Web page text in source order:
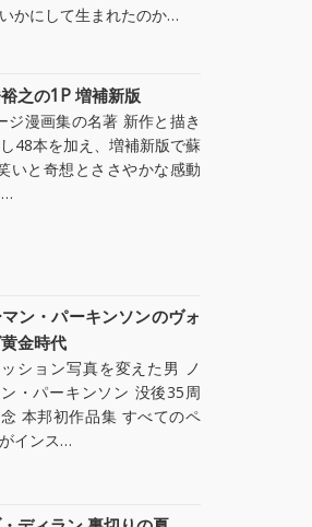
かにして生まれたのか…
之の1P 増補新版
ジ漫画集の名著 新作と描き
48本を加え、増補新版で蘇
いと奇想とささやかな感動
ン・パーキンソンのヴォ
金時代
ション写真を変えた男 ノ
・パーキンソン 没後35周
本邦初作品集 すべてのペ
インス…